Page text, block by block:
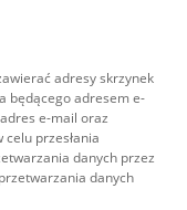
adresy skrzynek
będącego adresem e-
e-mail oraz
przesłania
danych przez
danych